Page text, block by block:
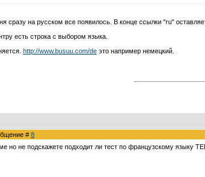
сразу на русском все появилось. В конце ссылки "ru"
есть строка с выбором языка.
http://www.busuu.com/deэто например немецкий.
# 8
но не подскажете подходит ли тест по французскому языку